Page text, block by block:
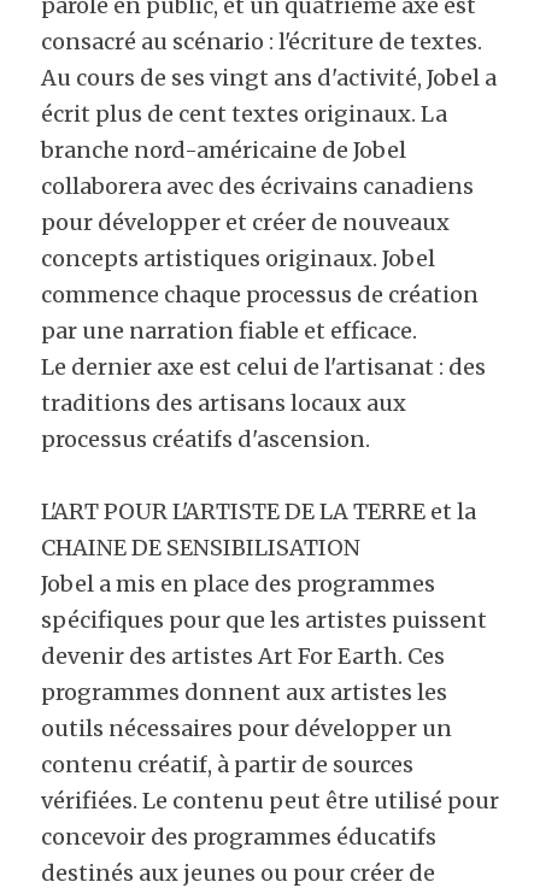
consacré au scénario : l'écriture de textes.
Au cours de ses vingt ans d'activité, Jobel a
écrit plus de cent textes originaux. La
branche nord-américaine de Jobel
collaborera avec des écrivains canadiens
pour développer et créer de nouveaux
concepts artistiques originaux. Jobel
commence chaque processus de création
par une narration fiable et efficace.
Le dernier axe est celui de l'artisanat : des
traditions des artisans locaux aux
processus créatifs d'ascension.
L'ART POUR L'ARTISTE DE LA TERRE et la
CHAINE DE SENSIBILISATION
Jobel a mis en place des programmes
spécifiques pour que les artistes puissent
devenir des artistes Art For Earth. Ces
programmes donnent aux artistes les
outils nécessaires pour développer un
contenu créatif, à partir de sources
vérifiées. Le contenu peut être utilisé pour
concevoir des programmes éducatifs
destinés aux jeunes ou pour créer de